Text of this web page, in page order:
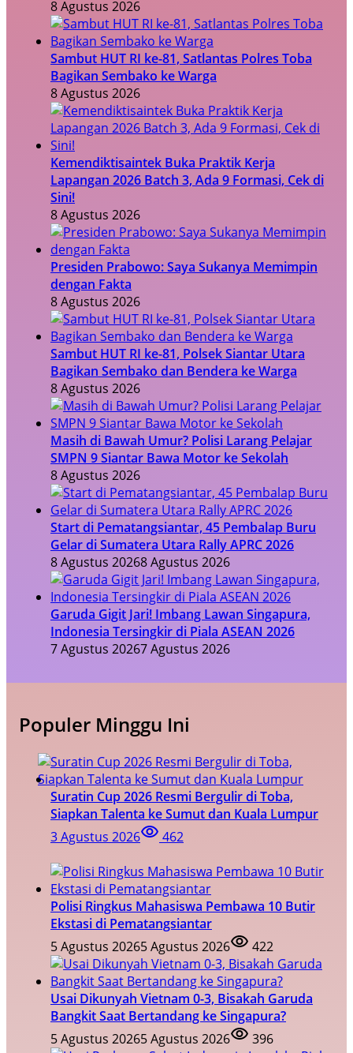
8 Agustus 2026
Sambut HUT RI ke-81, Satlantas Polres Toba
Bagikan Sembako ke Warga
8 Agustus 2026
Kemendiktisaintek Buka Praktik Kerja
Lapangan 2026 Batch 3, Ada 9 Formasi, Cek di
Sini!
8 Agustus 2026
Presiden Prabowo: Saya Sukanya Memimpin
dengan Fakta
8 Agustus 2026
Sambut HUT RI ke-81, Polsek Siantar Utara
Bagikan Sembako dan Bendera ke Warga
8 Agustus 2026
Masih di Bawah Umur? Polisi Larang Pelajar
SMPN 9 Siantar Bawa Motor ke Sekolah
8 Agustus 2026
Start di Pematangsiantar, 45 Pembalap Buru
Gelar di Sumatera Utara Rally APRC 2026
8 Agustus 20268 Agustus 2026
Garuda Gigit Jari! Imbang Lawan Singapura,
Indonesia Tersingkir di Piala ASEAN 2026
7 Agustus 20267 Agustus 2026
Populer Minggu Ini
Suratin Cup 2026 Resmi Bergulir di Toba,
Siapkan Talenta ke Sumut dan Kuala Lumpur
3 Agustus 2026
462
Polisi Ringkus Mahasiswa Pembawa 10 Butir
Ekstasi di Pematangsiantar
5 Agustus 20265 Agustus 2026 422
Usai Dikunyah Vietnam 0-3, Bisakah Garuda
Bangkit Saat Bertandang ke Singapura?
5 Agustus 20265 Agustus 2026 396